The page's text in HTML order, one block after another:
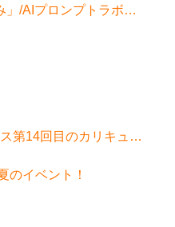
」/AIプロンプトラボ始
第14回目のカリキュラ
のイベント！